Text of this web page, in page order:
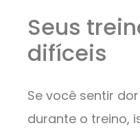
Seus
difíceis
Se você sentir
durante o treino,